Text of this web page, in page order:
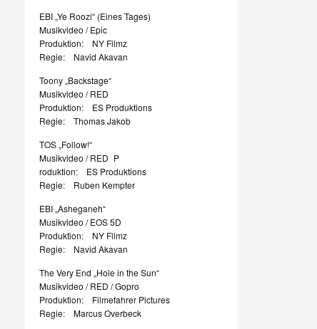
EBI „Ye Roozi“ (Eines Tages)
Musikvideo / Epic
Produktion: NY Filmz
Regie: Navid Akavan
Toony „Backstage“
Musikvideo / RED
Produktion: ES Produktions
Regie: Thomas Jakob
TOS „Follow!“
Musikvideo / RED P
roduktion: ES Produktions
Regie: Ruben Kempter
EBI „Asheganeh“
Musikvideo / EOS 5D
Produktion: NY Filmz
Regie: Navid Akavan
The Very End „Hole in the Sun“
Musikvideo / RED / Gopro
Produktion: Filmefahrer Pictures
Regie: Marcus Overbeck